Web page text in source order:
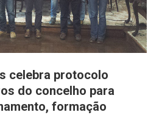
celebra protocolo
do concelho para
formação